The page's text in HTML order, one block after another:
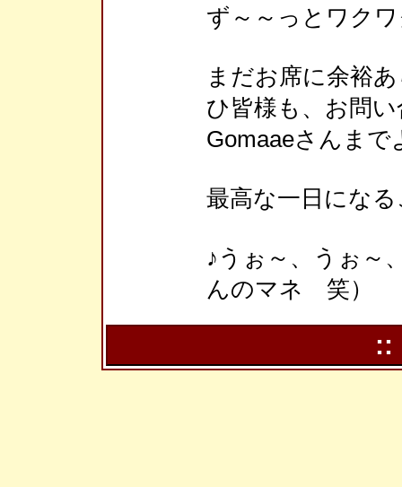
ず～～っとワク
まだお席に余裕
ひ皆様も、お問
Gomaaeさんま
最高な一日にな
♪うぉ～、うぉ～
んのマネ 笑）
::